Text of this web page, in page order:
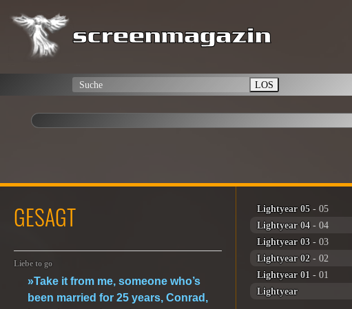
LOS
Lightyear 05 - 05
Lightyear 04- 04
Lightyear 03- 03
Lightyear 02 - 02
Lightyear 01 - 01
Lightyear
GESAGT
Liebe to go
»Take it from me, someone who’s
been married for 25 years, Conrad,